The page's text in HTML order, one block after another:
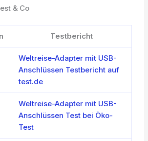
& Co
Testbericht
Weltreise-Adapter mit USB-
Anschlüssen Testbericht auf
test.de
Weltreise-Adapter mit USB-
Anschlüssen Test bei Öko-
Test